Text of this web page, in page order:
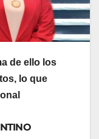
de ello los
lo que